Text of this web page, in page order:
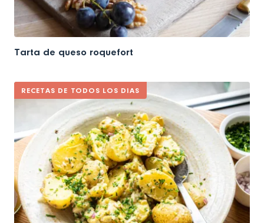
Tarta de queso roquefort
RECETAS DE TODOS LOS DIAS